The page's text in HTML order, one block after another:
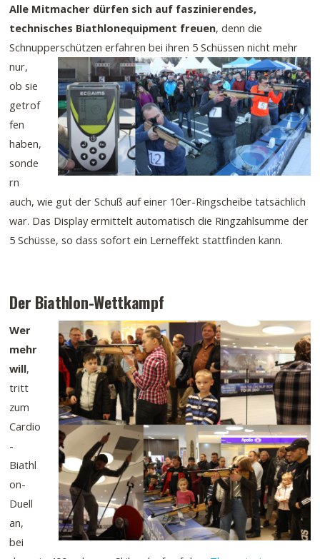
Alle Mitmacher dürfen sich auf faszinierendes,
technisches Biathlonequipment freuen, denn die
Schnupperschützenerfahren bei ihren 5 Schüssen nicht mehr
nur,
ob sie
getrof
fen
haben,
sonde
rn
auch, wie gut der Schuß auf einer 10er-Ringscheibe tatsächlich
war. Das Display ermittelt automatisch die Ringzahlsumme der
5 Schüsse, so dass sofort ein Lerneffekt stattfinden kann.
Der Biathlon-Wettkampf
Wer
mehr
will,
tritt
zum
Cardio
-
Biathl
on-
Duell
an,
bei